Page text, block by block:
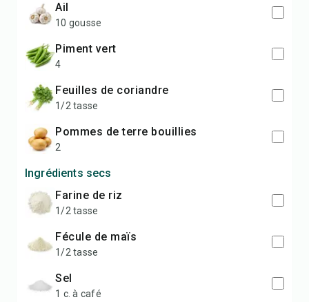
ail
10 gousse
piment vert
4
feuilles de coriandre
1/2 tasse
pommes de terre bouillies
2
Ingrédients secs
farine de riz
1/2 tasse
fécule de maïs
1/2 tasse
sel
1 c. à café